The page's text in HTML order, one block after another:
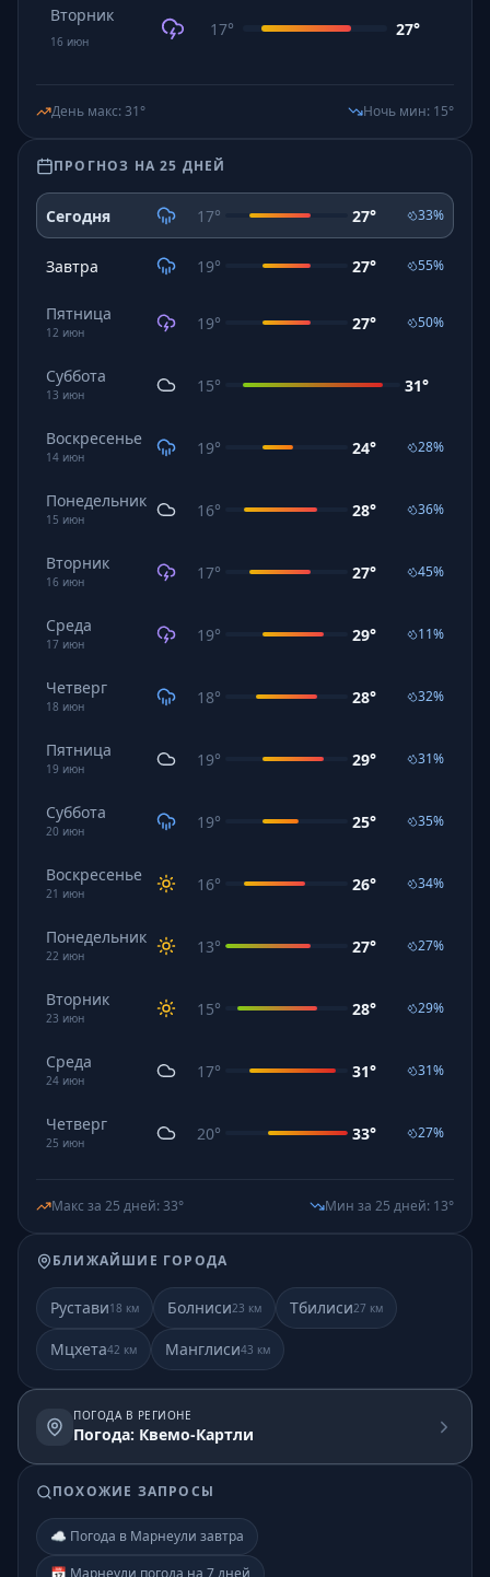
Вторник
16 июн
17° 27°
День макс: 31° Ночь мин: 15°
ПРОГНОЗ НА 25 ДНЕЙ
Сегодня 17° 27° 33%
Завтра 19° 27° 55%
Пятница
12 июн 19° 27° 50%
Суббота
13 июн 15° 31°
Воскресенье
14 июн 19° 24° 28%
Понедельник
15 июн 16° 28° 36%
Вторник
16 июн 17° 27° 45%
Среда
17 июн 19° 29° 11%
Четверг
18 июн 18° 28° 32%
Пятница
19 июн 19° 29° 31%
Суббота
20 июн 19° 25° 35%
Воскресенье
21 июн 16° 26° 34%
Понедельник
22 июн 13° 27° 27%
Вторник
23 июн 15° 28° 29%
Среда
24 июн 17° 31° 31%
Четверг
25 июн 20° 33° 27%
Макс за 25 дней: 33° Мин за 25 дней: 13°
БЛИЖАЙШИЕ ГОРОДА
Рустави18 км Болниси23 км Тбилиси27 км
Мцхета42 км Манглиси43 км
ПОГОДА В РЕГИОНЕ
Погода: Квемо-Картли
ПОХОЖИЕ ЗАПРОСЫ
☁️ Погода в Марнеули завтра
📅 Марнеули погода на 7 дней